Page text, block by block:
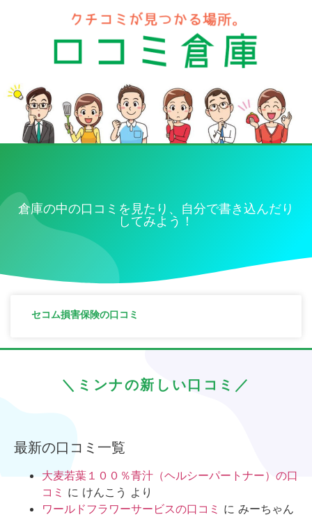
倉庫の中の口コミを見たり、自分で書き込んだり
してみよう！
セコム損害保険の口コミ
＼ミンナの新しい口コミ／
最新の口コミ一覧
大麦若葉１００％青汁（ヘルシーパートナー）の口
コミ に けんこう より
ワールドフラワーサービスの口コミ に みーちゃん